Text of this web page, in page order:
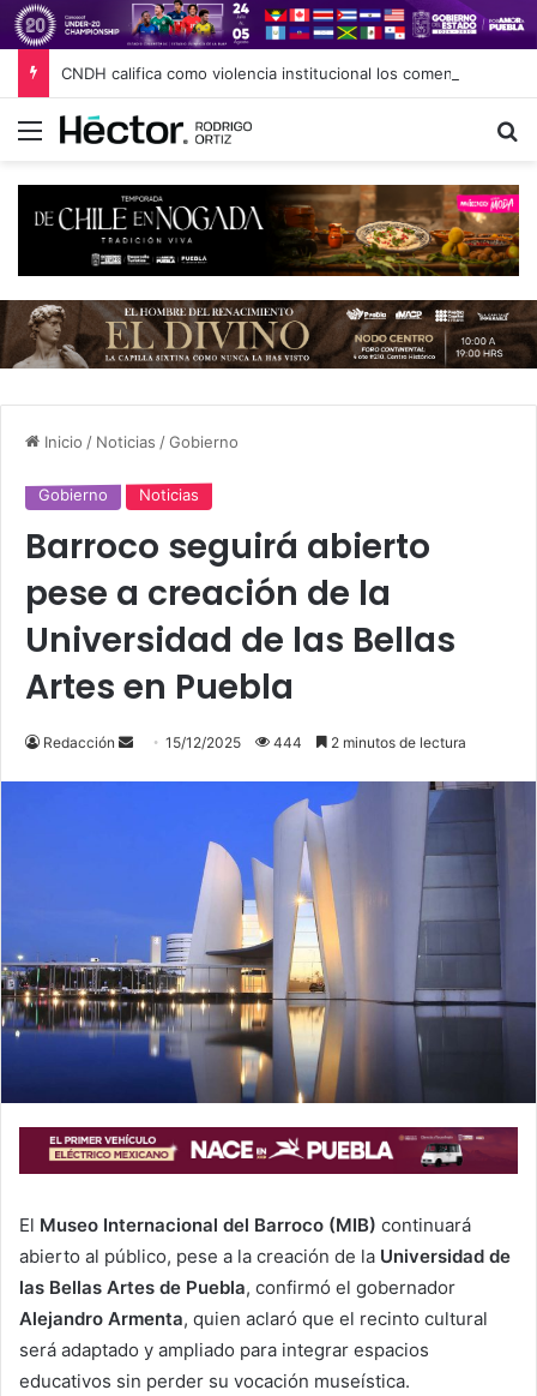
Menú
Inicio / Noticias /Gobierno
Gobierno Noticias
Barroco seguirá abierto
pese a creación de la
Universidad de las Bellas
Artes en Puebla
Redacción
Send15/12/2025 444 2 minutos de lectura
El Museo Internacional del Barroco (MIB) continuará
abierto al público, pese a la creación de la Universidad de
las Bellas Artes de Puebla, confirmó el gobernador
Alejandro Armenta, quien aclaró que el recinto cultural
será adaptado y ampliado para integrar espacios
educativos sin perder su vocación museística.